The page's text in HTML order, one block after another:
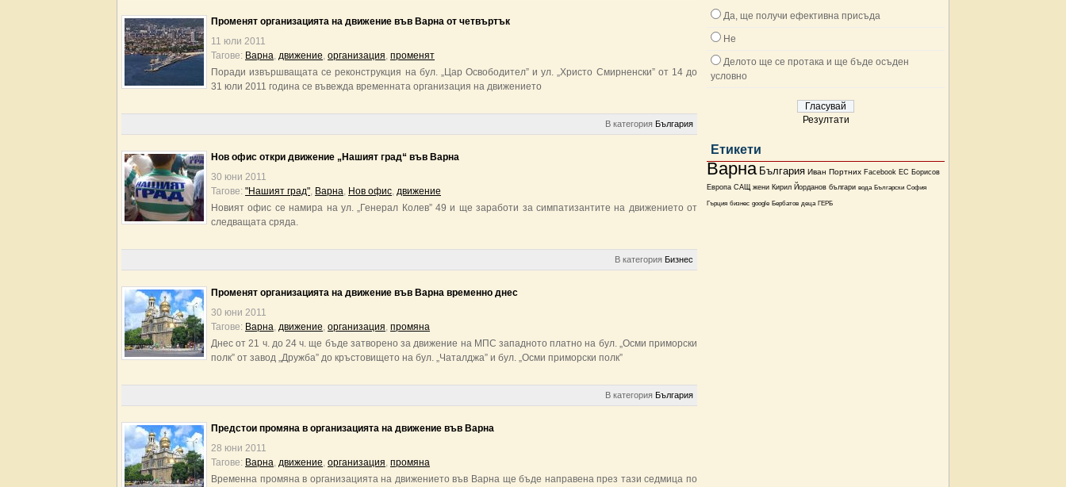
Да, ще получи ефективна присъда
Не
Делото ще се протака и ще бъде осъден
условно
Резултати
Етикети
Варна България Иван Портних Facebook ЕС Борисов
Европа САЩ жени Кирил Йорданов българи вода Български София
Гърция бизнес google Бербатов деца ГЕРБ
Променят организацията на движение във Варна от четвъртък
11 юли 2011
Тагове: Варна, движение, организация, променят
Поради извършващата се реконструкция на бул. „Цар Освободител” и ул. „Христо Смирненски” от 14 до
31 юли 2011 година се въвежда временната организация на движението
В категория България
Нов офис откри движение „Нашият град“ във Варна
30 юни 2011
Тагове: "Нашият град", Варна, Нов офис, движение
Новият офис се намира на ул. „Генерал Колев” 49 и ще заработи за симпатизантите на движението от
следващата сряда.
В категория Бизнес
Променят организацията на движение във Варна временно днес
30 юни 2011
Тагове: Варна, движение, организация, промяна
Днес от 21 ч. до 24 ч. ще бъде затворено за движение на МПС западното платно на бул. „Осми приморски
полк” от завод „Дружба” до кръстовището на бул. „Чаталджа” и бул. „Осми приморски полк”
В категория България
Предстои промяна в организацията на движение във Варна
28 юни 2011
Тагове: Варна, движение, организация, промяна
Временна промяна в организацията на движението във Варна ще бъде направена през тази седмица по